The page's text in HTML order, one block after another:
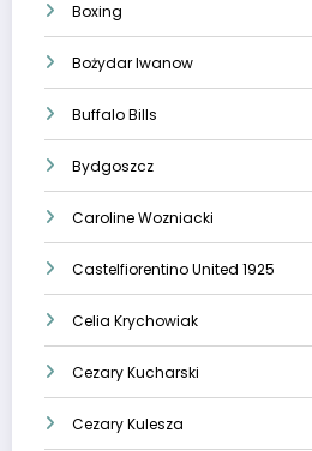
Boxing
Bożydar Iwanow
Buffalo Bills
Bydgoszcz
Caroline Wozniacki
Castelfiorentino United 1925
Celia Krychowiak
Cezary Kucharski
Cezary Kulesza